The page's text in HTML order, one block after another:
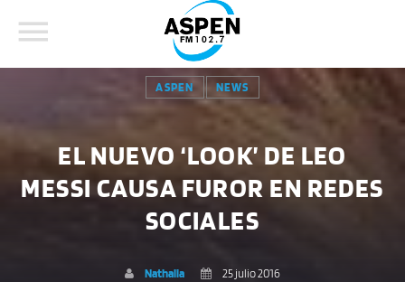
BUSCAR EN EL SITIO:
COMPARTE ESTA PÁGINA EN:
Twitter
ASPEN NEWS
EL NUEVO ‘LOOK’ DE LEO
MESSI CAUSA FUROR EN REDES
SOCIALES
Nathalia 25 julio 2016